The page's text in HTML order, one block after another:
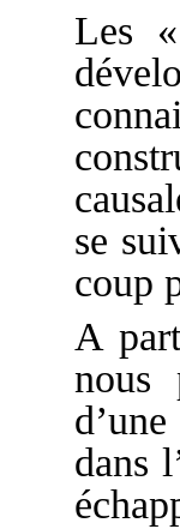
Les
se
coup
A
nous
dans